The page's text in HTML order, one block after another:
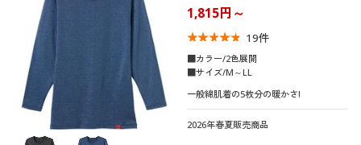
1,815円～
19件
■カラー/2色展開
■サイズ/M～LL
一般綿肌着の5枚分の暖かさ!
2026年春夏販売商品